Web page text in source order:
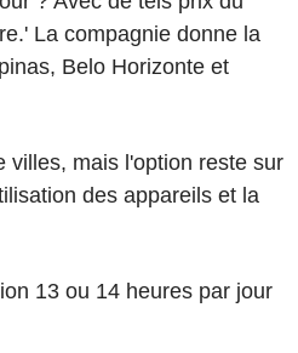
La compagnie donne la
Belo Horizonte et
villes, mais l'option reste sur
des appareils et la
13 ou 14 heures par jour